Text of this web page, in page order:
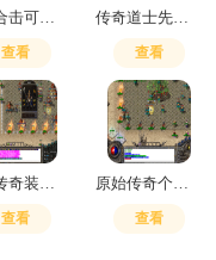
热血合击可以搬砖吗
查看
传奇道士先升级毒还是狗
查看
原始传奇装备怎么融合
查看
原始传奇个人副本有几个
查看